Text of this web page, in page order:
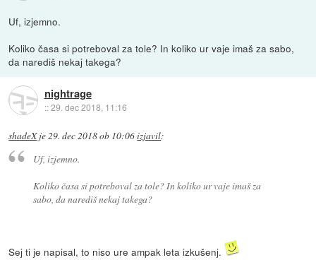
Uf, izjemno.
Koliko časa si potreboval za tole? In koliko ur vaje imaš za sabo,
da narediš nekaj takega?
nightrage
::29. dec 2018, 11:16
shadeXje29. dec 2018 ob 10:06izjavil:
Uf, izjemno.
Koliko časa si potreboval za tole? In koliko ur vaje imaš za
sabo, da narediš nekaj takega?
Sej ti je napisal, to niso ure ampak leta izkušenj.